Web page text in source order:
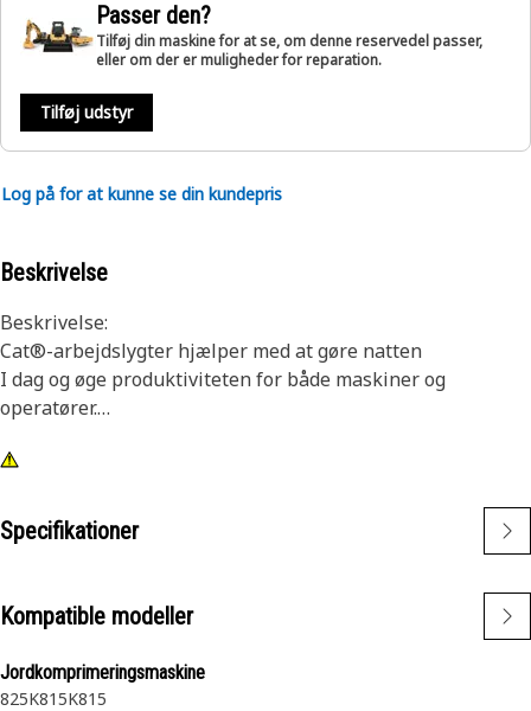
Passer den?
Tilføj din maskine for at se, om denne reservedel passer,
eller om der er muligheder for reparation.
Tilføj udstyr
Log på for at kunne se din kundepris
Beskrivelse
Beskrivelse:
Cat®-arbejdslygter hjælper med at gøre natten
I dag og øge produktiviteten for både maskiner og
operatører.
Egenskaber:
krævende vibrationsniveauer for både store og små
maskiner
kan eftermonteres på ældre maskiner
Anvendelse:
Designet til brug under ekstremt barske forhold.
Specifikationer
Kompatible modeller
Jordkomprimeringsmaskine
825K815K815